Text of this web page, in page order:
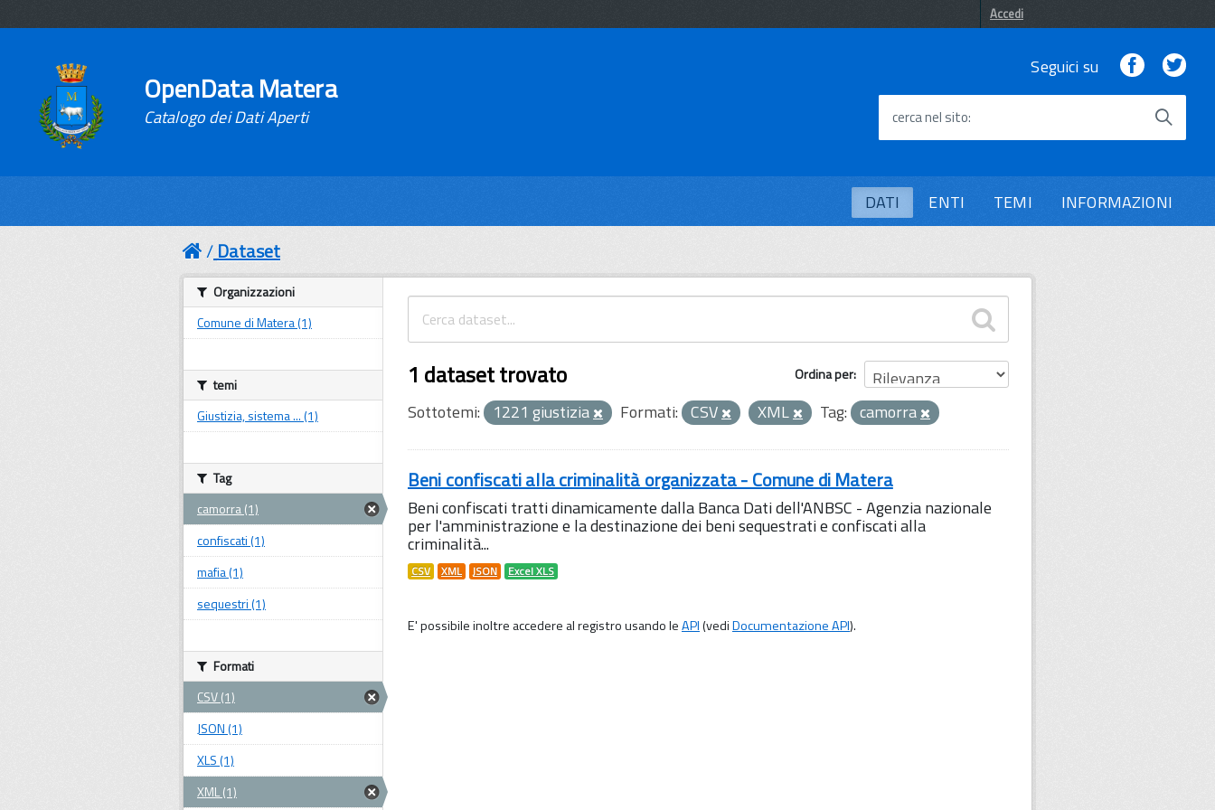
Accedi
OpenData Matera
Catalogo dei Dati Aperti
Seguici su Facebook
cerca nel sito
DATI ENTI TEMI INFORMAZIONI
Dataset
Ordina per
1 dataset trovato
Sottotemi: 1221 giustizia Formati: CSV XML Tag: camorra
Beni confiscati alla criminalità organizzata - Comune di Matera
Beni confiscati tratti dinamicamente dalla Banca Dati dell'ANBSC - Agenzia nazionale
per l'amministrazione e la destinazione dei beni sequestrati e confiscati alla
criminalità...
CSV XML JSON Excel XLS
E' possibile inoltre accedere al registro usando leAPI(vediDocumentazione API).
Organizzazioni
Comune di Matera (1)
temi
Giustizia, sistema ... (1)
Tag
camorra (1)
confiscati (1)
mafia (1)
sequestri (1)
Formati
CSV (1)
JSON (1)
XLS (1)
XML (1)